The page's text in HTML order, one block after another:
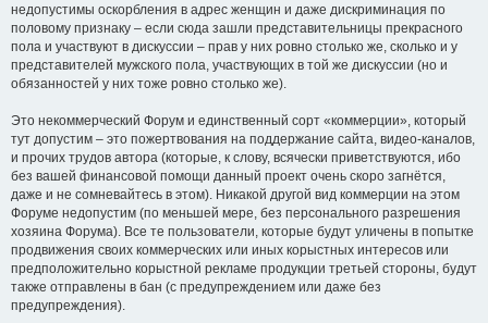
недопустимы оскорбления в адрес женщин и даже дискриминация по
половому признаку – если сюда зашли представительницы прекрасного
пола и участвуют в дискуссии – прав у них ровно столько же, сколько и у
представителей мужского пола, участвующих в той же дискуссии (но и
обязанностей у них тоже ровно столько же).
Это некоммерческий Форум и единственный сорт «коммерции», который
тут допустим – это пожертвования на поддержание сайта, видео-каналов,
и прочих трудов автора (которые, к слову, всячески приветствуются, ибо
без вашей финансовой помощи данный проект очень скоро загнётся,
даже и не сомневайтесь в этом). Никакой другой вид коммерции на этом
Форуме недопустим (по меньшей мере, без персонального разрешения
хозяина Форума). Все те пользователи, которые будут уличены в попытке
продвижения своих коммерческих или иных корыстных интересов или
предположительно корыстной рекламе продукции третьей стороны, будут
также отправлены в бан (с предупреждением или даже без
предупреждения).